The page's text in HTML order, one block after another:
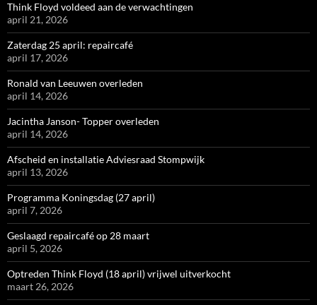
Think Floyd voldeed aan de verwachtingen
april 21, 2026
Zaterdag 25 april: repaircafé
april 17, 2026
Ronald van Leeuwen overleden
april 14, 2026
Jacintha Janson- Topper overleden
april 14, 2026
Afscheid en installatie Adviesraad Stompwijk
april 13, 2026
Programma Koningsdag (27 april)
april 7, 2026
Geslaagd repaircafé op 28 maart
april 5, 2026
Optreden Think Floyd (18 april) vrijwel uitverkocht
maart 26, 2026